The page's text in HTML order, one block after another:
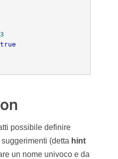
3
true
possibile definire
(detta hint
un nome univoco e da